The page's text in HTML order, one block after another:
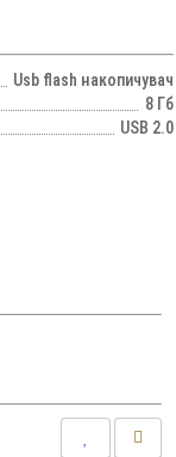
Usb flash накопичувач
8 Гб
USB 2.0